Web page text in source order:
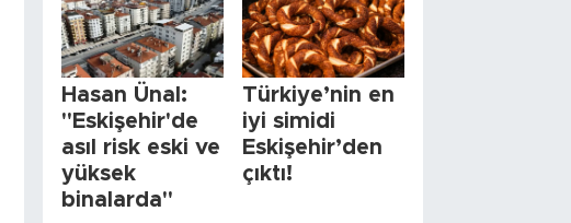
Hasan Ünal:
"Eskişehir'de
asıl risk eski ve
yüksek
binalarda"
Türkiye’nin en
iyi simidi
Eskişehir’den
çıktı!